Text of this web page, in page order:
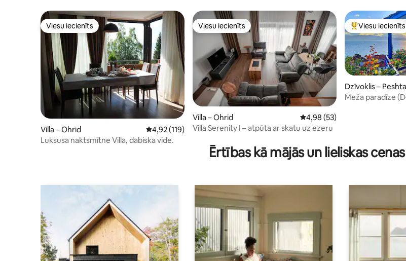
Viesu iecienīts
Viesu iecienīts
Villa – Ohrid Vidējais vērtējums: 4,92 no 5, atsauksmju skaits: 119
4,92 (119)
Luksusa naktsmītne Villa, dabiska vide.
Viesu iecienīts
Viesu iecienīts
Villa – Ohrid Vidējais vērtējums: 4,98 no 5,
4,98 (53)
Villa Serenity I – atpūta ar skatu uz ezeru
Populārs viesu
Viesu iecienīts
Dzīvoklis –
Meža paradīze
Ērtības kā mājās un lieliskas